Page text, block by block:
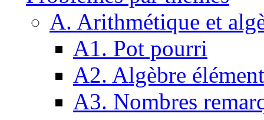
A. Arithmétique et
A1. Pot pourri
A2. Algèbre
A3. Nombres